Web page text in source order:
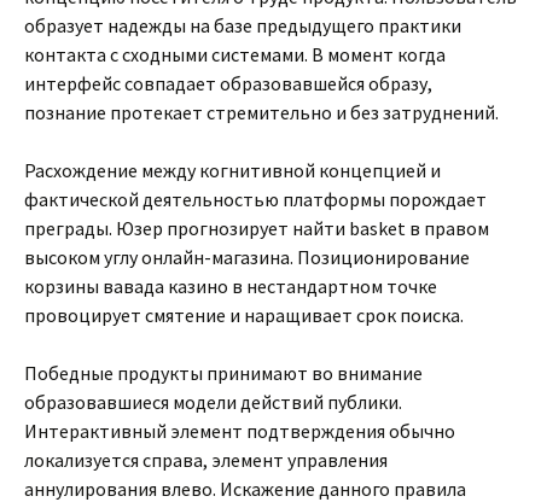
образует надежды на базе предыдущего практики
контакта с сходными системами. В момент когда
интерфейс совпадает образовавшейся образу,
познание протекает стремительно и без затруднений.
Расхождение между когнитивной концепцией и
фактической деятельностью платформы порождает
преграды. Юзер прогнозирует найти basket в правом
высоком углу онлайн-магазина. Позиционирование
корзины вавада казино в нестандартном точке
провоцирует смятение и наращивает срок поиска.
Победные продукты принимают во внимание
образовавшиеся модели действий публики.
Интерактивный элемент подтверждения обычно
локализуется справа, элемент управления
аннулирования влево. Искажение данного правила